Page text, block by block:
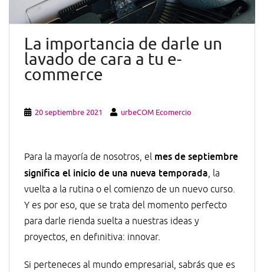
La importancia de darle un
lavado de cara a tu e-
commerce
20 septiembre 2021 urbeCOM Ecomercio
Para la mayoría de nosotros, el mes de septiembre
significa el inicio de una nueva temporada, la
vuelta a la rutina o el comienzo de un nuevo curso.
Y es por eso, que se trata del momento perfecto
para darle rienda suelta a nuestras ideas y
proyectos, en definitiva: innovar.
Si perteneces al mundo empresarial, sabrás que es